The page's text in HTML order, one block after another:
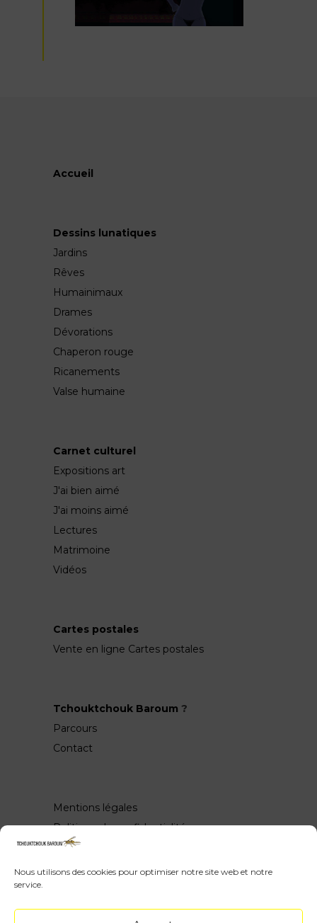
Nous utilisons des cookies pour optimiser notre site web et notre
service.
Accueil
Dessins lunatiques
Jardins
Rêves
Humainimaux
Drames
Dévorations
Chaperon rouge
Ricanements
Valse humaine
Carnet culturel
Expositions art
J'ai bien aimé
J'ai moins aimé
Lectures
Matrimoine
Vidéos
Cartes postales
Vente en ligne Cartes postales
Tchouktchouk Baroum ?
Parcours
Contact
Mentions légales
Politique de confidentialité
Wow, vous avez scrollé jusquen bas ♥